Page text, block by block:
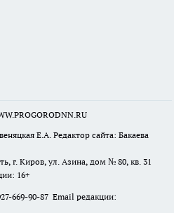
Е.А. Редактор сайта: Бакаева
г. Киров, ул. Азина, дом № 80, кв. 31
16+
669-90-87 Email редакции: